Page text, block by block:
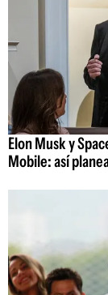
Elon Musk y
Mobile: así